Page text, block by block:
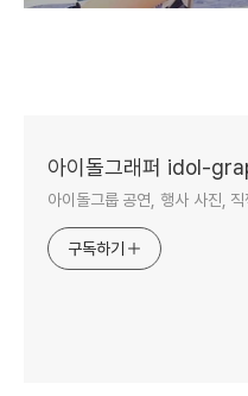
아이돌그래퍼 idol-
아이돌그룹 공연, 행사 사진,
구독하기